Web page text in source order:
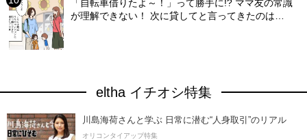
「自転車借りたよ～！」って勝手に!? ママ友の常識
が理解できない！ 次に貸してと言ってきたのは…
eltha イチオシ特集
川島海荷さんと学ぶ 日常に潜む“人身取引”のリアル
オリコンタイアップ特集